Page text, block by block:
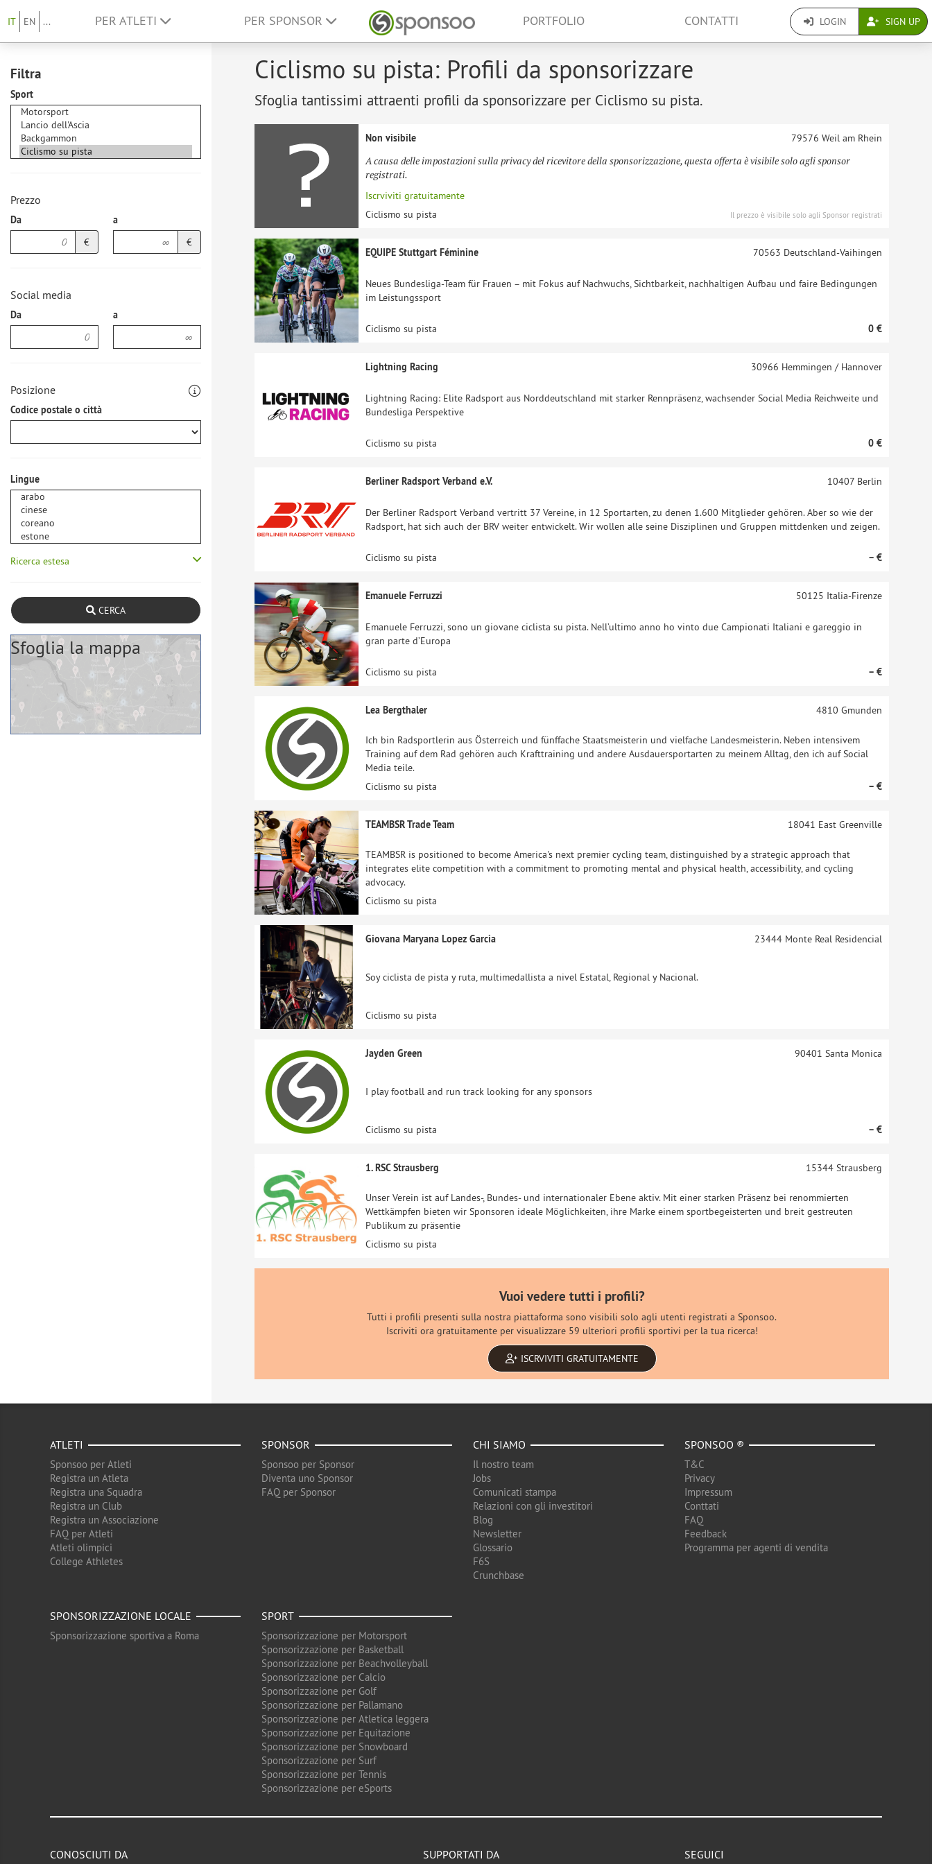
IT EN ... PER ATLETI PER SPONSOR PORTFOLIO CONTATTI LOGIN SIGN UP
Filtra
Sport
Prezzo
Da
€
a
€
Social media
Da a
Posizione
Codice postale o città
Lingue
Ricerca estesa
CERCA
Sfoglia la mappa
Ciclismo su pista: Profili da sponsorizzare
Sfoglia tantissimi attraenti profili da sponsorizzare per Ciclismo su pista.
Non visibile
A causa delle impostazioni sulla privacy del ricevitore della sponsorizzazione, questa offerta è visibile solo agli sponsor
registrati.
Iscrviviti gratuitamente
79576 Weil am Rhein
Ciclismo su pista Il prezzo è visibile solo agli Sponsor registrati
EQUIPE Stuttgart Féminine
Neues Bundesliga-Team für Frauen – mit Fokus auf Nachwuchs, Sichtbarkeit, nachhaltigen Aufbau und faire Bedingungen
im Leistungssport
70563 Deutschland-Vaihingen
Ciclismo su pista 0 €
Lightning Racing
Lightning Racing: Elite Radsport aus Norddeutschland mit starker Rennpräsenz, wachsender Social Media Reichweite und
Bundesliga Perspektive
30966 Hemmingen / Hannover
Ciclismo su pista 0 €
Berliner Radsport Verband e.V.
Der Berliner Radsport Verband vertritt 37 Vereine, in 12 Sportarten, zu denen 1.600 Mitglieder gehören. Aber so wie der
Radsport, hat sich auch der BRV weiter entwickelt. Wir wollen alle seine Disziplinen und Gruppen mittdenken und zeigen.
10407Berlin
Ciclismo su pista – €
Emanuele Ferruzzi
Emanuele Ferruzzi, sono un giovane ciclista su pista. Nell’ultimo anno ho vinto due Campionati Italiani e gareggio in
gran parte d’Europa
50125 Italia-Firenze
Ciclismo su pista – €
Lea Bergthaler
Ich bin Radsportlerin aus Österreich und fünffache Staatsmeisterin und vielfache Landesmeisterin. Neben intensivem
Training auf dem Rad gehören auch Krafttraining und andere Ausdauersportarten zu meinem Alltag, den ich auf Social
Media teile.
4810 Gmunden
Ciclismo su pista – €
TEAMBSR Trade Team
TEAMBSR is positioned to become America's next premier cycling team, distinguished by a strategic approach that
integrates elite competition with a commitment to promoting mental and physical health, accessibility, and cycling
advocacy.
18041 East Greenville
Ciclismo su pista
Giovana Maryana Lopez Garcia
Soy ciclista de pista y ruta, multimedallista a nivel Estatal, Regional y Nacional.
23444Monte Real Residencial
Ciclismo su pista
Jayden Green
I play football and run track looking for any sponsors
90401 Santa Monica
Ciclismo su pista – €
1. RSC Strausberg
Unser Verein ist auf Landes-, Bundes- und internationaler Ebene aktiv. Mit einer starken Präsenz bei renommierten
Wettkämpfen bieten wir Sponsoren ideale Möglichkeiten, ihre Marke einem sportbegeisterten und breit gestreuten
Publikum zu präsentie
15344Strausberg
Ciclismo su pista
Vuoi vedere tutti i profili?
Tutti i profili presenti sulla nostra piattaforma sono visibili solo agli utenti registrati a Sponsoo.
Iscriviti ora gratuitamente per visualizzare 59 ulteriori profili sportivi per la tua ricerca!
ISCRVIVITI GRATUITAMENTE
ATLETI
Sponsoo per Atleti
Registra un Atleta
Registra una Squadra
Registra un Club
Registra un Associazione
FAQ per Atleti
Atleti olimpici
College Athletes
SPONSOR
Sponsoo per Sponsor
Diventa uno Sponsor
FAQ per Sponsor
CHI SIAMO
Il nostro team
Jobs
Comunicati stampa
Relazioni con gli investitori
Blog
Newsletter
Glossario
F6S
Crunchbase
SPONSOO ®
T&C
Privacy
Impressum
Conttati
FAQ
Feedback
Programma per agenti di vendita
SPONSORIZZAZIONE LOCALE
Sponsorizzazione sportiva a Roma
SPORT
Sponsorizzazione per Motorsport
Sponsorizzazione per Basketball
Sponsorizzazione per Beachvolleyball
Sponsorizzazione per Calcio
Sponsorizzazione per Golf
Sponsorizzazione per Pallamano
Sponsorizzazione per Atletica leggera
Sponsorizzazione per Equitazione
Sponsorizzazione per Snowboard
Sponsorizzazione per Surf
Sponsorizzazione per Tennis
Sponsorizzazione per eSports
CONOSCIUTI DA SUPPORTATI DA SEGUICI